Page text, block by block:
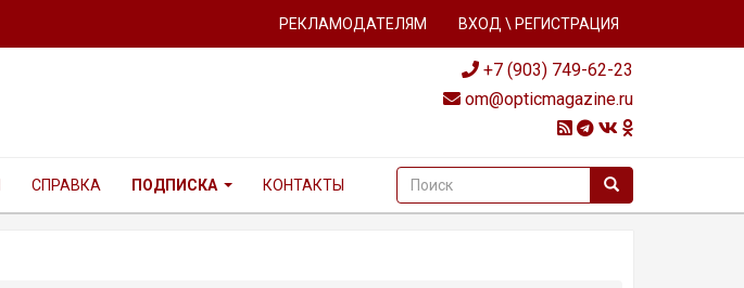
РЕКЛАМОДАТЕЛЯМ ВХОД \ РЕГИСТРАЦИЯ
+7 (903) 749-62-23
om@opticmagazine.ru
СПРАВКА ПОДПИСКА КОНТАКТЫ